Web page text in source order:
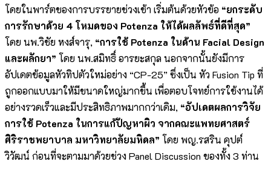
โดยในพาร์ตของการบรรยายช่วงเช้า เริ่มต้นด้วยหัวข้อ “ยกระดับ
การรักษาด้วย 4 โหมดของ Potenza ให้ได้ผลลัพธ์ที่ดีที่สุด”
โดย นพ.วิชัย หงส์จารุ, “การใช้ Potenza ในด้าน Facial Design
และผลักยา” โดย นพ.สมิทธิ์ อารยะสกุล นอกจากนั้นยังมีการ
อัปเดตข้อมูลหัวทิปตัวใหม่อย่าง “CP-25” ซึ่งเป็น หัว Fusion Tip ที่
ถูกออกแบบมาให้มีขนาดใหญ่มากขึ้น เพื่อตอบโจทย์การใช้งานได้
อย่างรวดเร็วและมีประสิทธิภาพมากกว่าเดิม, “อัปเดตผลการวิจัย
การใช้ Potenza ในการแก้ปัญหาผิว จากคณะแพทยศาสตร์
ศิริราชพยาบาล มหาวิทยาลัยมหิดล” โดย พญ.รสริน คุปต์
วิวัฒน์ ก่อนที่จะตามมาด้วยช่วง Panel Discussion ของทั้ง 3 ท่าน